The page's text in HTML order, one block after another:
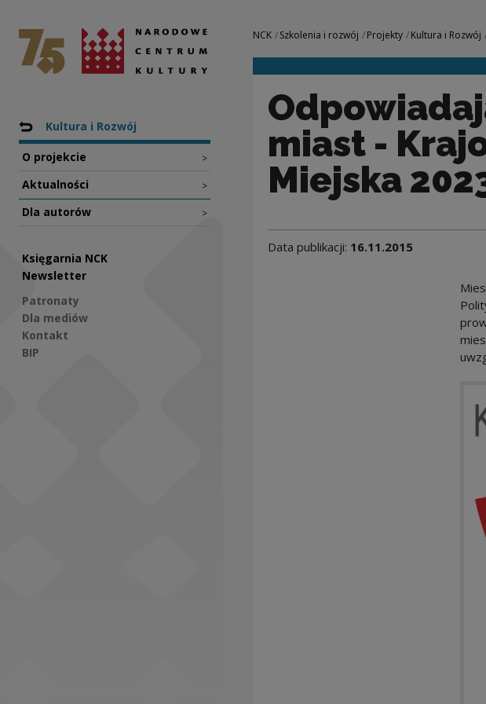
Odpowiadając na
Narodowe Centrum Kultury
Nawigacja
Powrót do: Projekty
Kultura i Rozwój
O projekcie >
Aktualności >
Dla autorów >
Księgarnia NCK
Newsletter
Patronaty
Dla mediów
Kontakt
BIP
Nawigacja
NCK Szkolenia i rozwój Projekty Kultura i Rozwój
miast -
Miejska
Data publikacji: 16.11.2015